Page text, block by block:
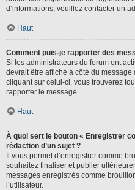
d’informations, veuillez contacter un
Haut
Comment puis-je rapporter des
Si les administrateurs du forum ont
devrait être affiché à côté du
cliquant sur celui-ci, vous trouverez
rapporter le message.
Haut
À quoi sert le bouton « Enregistrer
rédaction d’un sujet ?
Il vous permet d’enregistrer comme
souhaitez finaliser et publier
messages enregistrés comme
l’utilisateur.